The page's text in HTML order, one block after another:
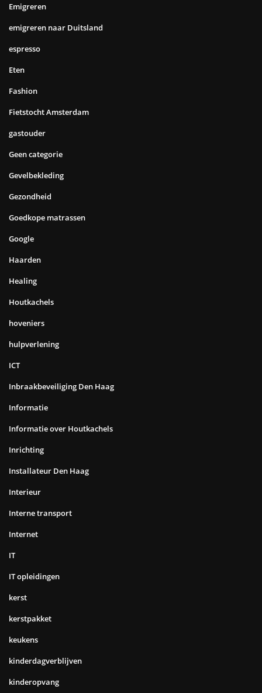
Emigreren
emigreren naar Duitsland
espresso
Eten
Fashion
Fietstocht Amsterdam
gastouder
Geen categorie
Gevelbekleding
Gezondheid
Goedkope matrassen
Google
Haarden
Healing
Houtkachels
hoveniers
hulpverlening
ICT
Inbraakbeveiliging Den Haag
Informatie
Informatie over Houtkachels
Inrichting
Installateur Den Haag
Interieur
Interne transport
Internet
IT
IT opleidingen
kerst
kerstpakket
keukens
kinderdagverblijven
kinderopvang